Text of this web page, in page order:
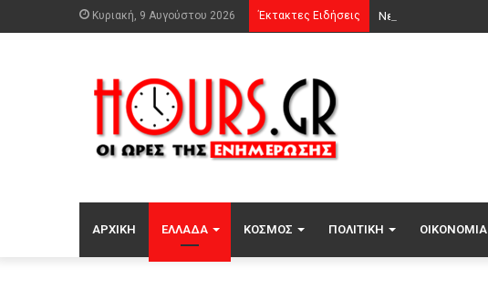
Κυριακή, 9 Αυγούστου 2026 Έκτακτες Ειδήσεις
ΑΡΧΙΚΉ ΕΛΛΆΔΑ ΚΌΣΜΟΣ ΠΟΛΙΤΙΚΉ ΟΙΚΟΝΟΜΊΑ